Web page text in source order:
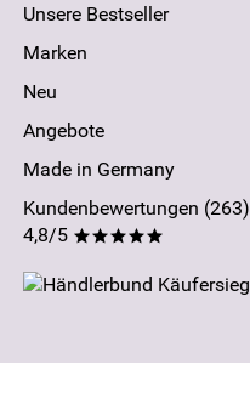
Unsere Bestseller
Marken
Neu
Angebote
Made in Germany
Kundenbewertungen (263)
4,8/5 *****